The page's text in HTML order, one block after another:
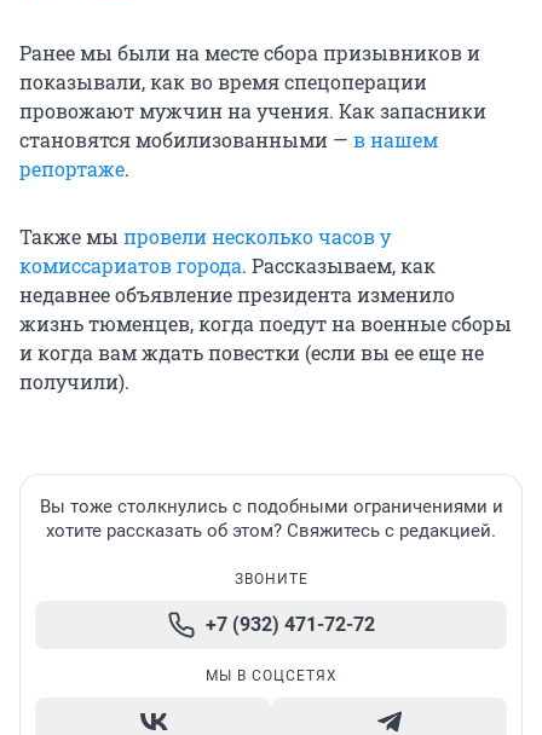
Ранее мы были на месте сбора призывников и
показывали, как во время спецоперации
провожают мужчин на учения. Как запасники
становятся мобилизованными — в нашем
репортаже.
Также мы провели несколько часов у
комиссариатов города. Рассказываем, как
недавнее объявление президента изменило
жизнь тюменцев, когда поедут на военные сборы
и когда вам ждать повестки (если вы ее еще не
получили).
Вы тоже столкнулись с подобными ограничениями и
хотите рассказать об этом? Свяжитесь с редакцией.
ЗВОНИТЕ
+7 (932) 471-72-72
МЫ В СОЦСЕТЯХ